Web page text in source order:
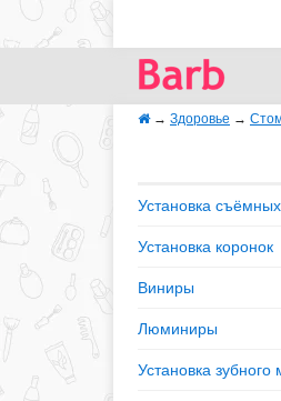
→ Здоровье →
Установка
Установка коронок
Виниры
Люминиры
Установка зубного